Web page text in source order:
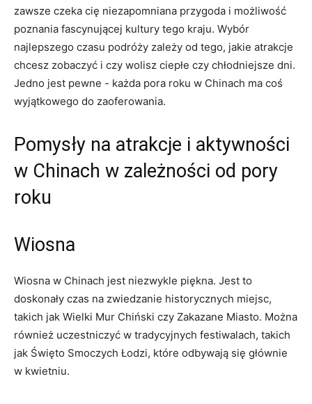
zawsze czeka cię ⁣niezapomniana przygoda i możliwość​
poznania fascynującej​ kultury tego ⁣kraju. ⁣Wybór
najlepszego czasu podróży‍ zależy od ⁢tego, jakie atrakcje
chcesz zobaczyć i ‍czy ⁣wolisz‍ ciepłe czy chłodniejsze dni.
⁤Jedno⁣ jest pewne ⁢- każda pora roku ‍w Chinach ma‍ coś
wyjątkowego do zaoferowania.
Pomysły na atrakcje i aktywności
w​ Chinach w zależności od pory
roku
Wiosna
Wiosna w Chinach jest niezwykle piękna. Jest to
doskonały czas na zwiedzanie historycznych miejsc,
takich jak Wielki Mur Chiński czy ​Zakazane Miasto. Można
‌również uczestniczyć w tradycyjnych‌ festiwalach, takich
jak ⁢Święto ‌Smoczych Łodzi, które odbywają się głównie
⁢w kwietniu.